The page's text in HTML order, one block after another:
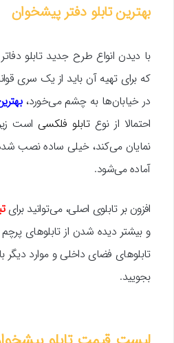
بهترین تابلو دفتر پیشخوان
با دیدن انواع طرح جدید تابلو
که برای تهیه آن باید از یک سری
در خیابان‌ها به چشم می‌خورد،
احتمالا از نوعتابلو فلکسی است
نمایان می‌کند، خیلی ساده نصب
آماده می‌شود.
افزون بر تابلوی اصلی، می‌توانید برای
و بیشتر دیده شدن از تابلوهای
تابلوهای فضای داخلی و موارد
بجویید.